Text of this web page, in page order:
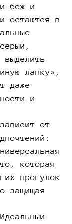
беж и
остаются в
лапку»,
даже
и
от
которая
прогулок
защищая
Идеальный